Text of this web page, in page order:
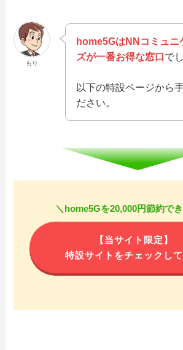
もり
home5GはNNコミュニ
ズが一番お得な窓口で
以下の特設ページから
ださい。
＼home5Gを20,000円節約で
【当サイト限定】
特設サイトをチェックし